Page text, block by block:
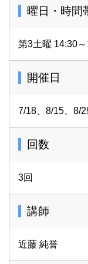
曜日・時間
第3土曜 14:30
開催日
7/18、8/15、8/
回数
3回
講師
近藤 純誉